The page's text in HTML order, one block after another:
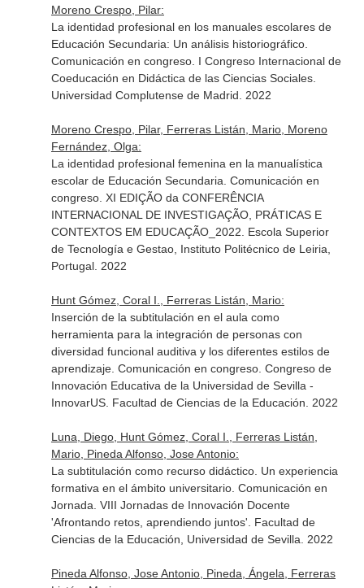
Moreno Crespo, Pilar:
La identidad profesional en los manuales escolares de
Educación Secundaria: Un análisis historiográfico.
Comunicación en congreso. I Congreso Internacional de
Coeducación en Didáctica de las Ciencias Sociales.
Universidad Complutense de Madrid. 2022
Moreno Crespo, Pilar, Ferreras Listán, Mario, Moreno
Fernández, Olga:
La identidad profesional femenina en la manualística
escolar de Educación Secundaria. Comunicación en
congreso. XI EDIÇÃO da CONFERÊNCIA
INTERNACIONAL DE INVESTIGAÇÃO, PRÁTICAS E
CONTEXTOS EM EDUCAÇÃO_2022. Escola Superior
de Tecnología e Gestao, Instituto Politécnico de Leiria,
Portugal. 2022
Hunt Gómez, Coral I., Ferreras Listán, Mario:
Inserción de la subtitulación en el aula como
herramienta para la integración de personas con
diversidad funcional auditiva y los diferentes estilos de
aprendizaje. Comunicación en congreso. Congreso de
Innovación Educativa de la Universidad de Sevilla -
InnovarUS. Facultad de Ciencias de la Educación. 2022
Luna, Diego, Hunt Gómez, Coral I., Ferreras Listán,
Mario, Pineda Alfonso, Jose Antonio:
La subtitulación como recurso didáctico. Un experiencia
formativa en el ámbito universitario. Comunicación en
Jornada. VIII Jornadas de Innovación Docente
'Afrontando retos, aprendiendo juntos'. Facultad de
Ciencias de la Educación, Universidad de Sevilla. 2022
Pineda Alfonso, Jose Antonio, Pineda, Ángela, Ferreras